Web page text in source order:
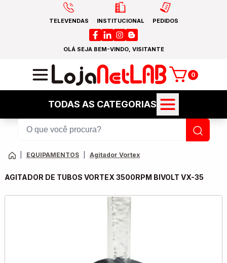
TELEVENDAS INSTITUCIONAL PEDIDOS
OLÁ SEJA BEM-VINDO, VISITANTE
0
TODAS AS CATEGORIAS
EQUIPAMENTOS Agitador Vortex
AGITADOR DE TUBOS VORTEX 3500RPM BIVOLT VX-35